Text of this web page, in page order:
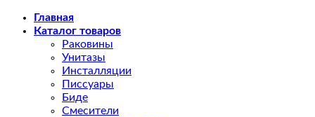
Skip
Главная
Каталог товаров
Раковины
Унитазы
Инсталляции
Писсуары
Биде
Смесители